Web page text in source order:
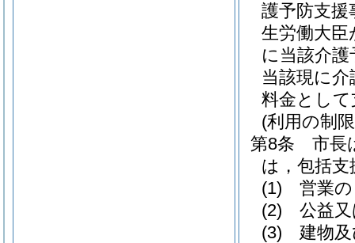
護予防支援
生労働大
に当該介
当該現に
料金とし
(利用の制
第8条
市長
は，包括
(1)
営業
(2)
公益
(3)
建物